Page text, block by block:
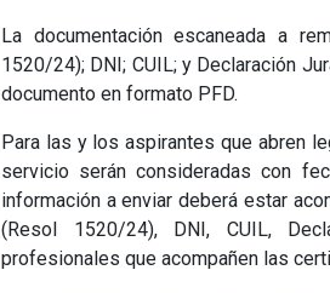
La documentación escaneada a
1520/24); DNI; CUIL; y Declaración
documento en formato PFD.
Para las y los aspirantes que abren
servicio serán consideradas con
información a enviar deberá estar
(Resol 1520/24), DNI, CUIL,
profesionales que acompañen las